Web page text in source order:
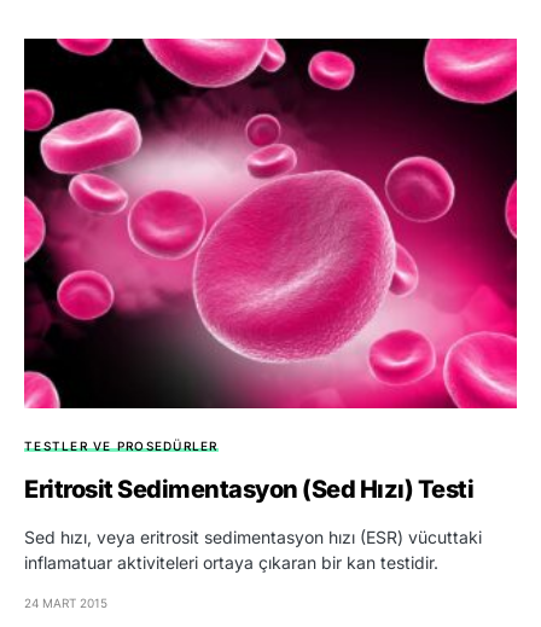
TESTLER VE PROSEDÜRLER
Eritrosit Sedimentasyon (Sed Hızı) Testi
Sed hızı, veya eritrosit sedimentasyon hızı (ESR) vücuttaki
inflamatuar aktiviteleri ortaya çıkaran bir kan testidir.
24 MART 2015